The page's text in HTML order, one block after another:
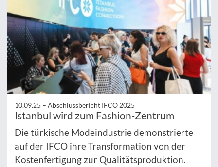
10.09.25 – Abschlussbericht IFCO 2025
Istanbul wird zum Fashion-Zentrum
Die türkische Modeindustrie demonstrierte
auf der IFCO ihre Transformation von der
Kostenfertigung zur Qualitätsproduktion.